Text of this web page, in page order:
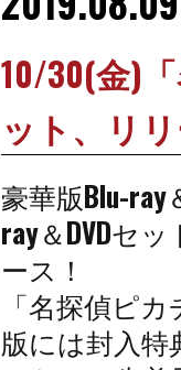
10/30(金)
ット、リ
豪華版Blu-ray
ray＆DVDセ
ース！
「名探偵ピ
版には封入特